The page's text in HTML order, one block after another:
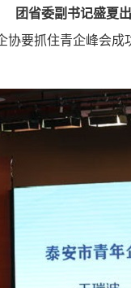
团省委副书记盛夏
要抓住青企峰会